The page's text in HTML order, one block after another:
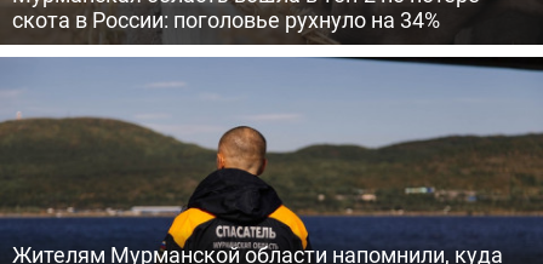
скота в России: поголовье рухнуло на 34%
Жителям Мурманской области напомнили, куда